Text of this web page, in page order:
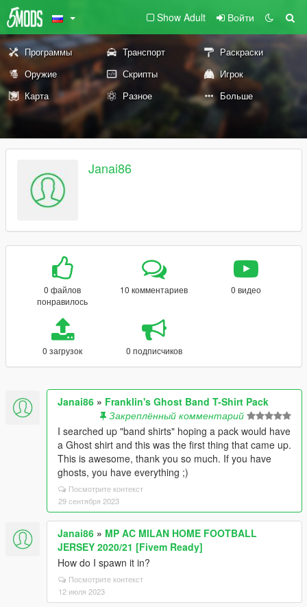
Show Adult Войти
Программы Транспорт
Раскраски
Оружие
Скрипты
Игрок
Карта
Разное Больше
Janai86
0 файлов
понравилось
10 комментариев 0 видео
0 загрузок 0 подписчиков
Janai86 » Franklin's Ghost Band T-Shirt Pack
Закреплённый комментарий
I searched up "band shirts" hoping a pack would have
a Ghost shirt and this was the first thing that came up.
This is awesome, thank you so much. If you have
ghosts, you have everything ;)
Посмотрите контекст
29 сентября 2023
Janai86 » MP AC MILAN HOME FOOTBALL
JERSEY 2020/21 [Fivem Ready]
How do I spawn it in?
Посмотрите контекст
12 июля 2023